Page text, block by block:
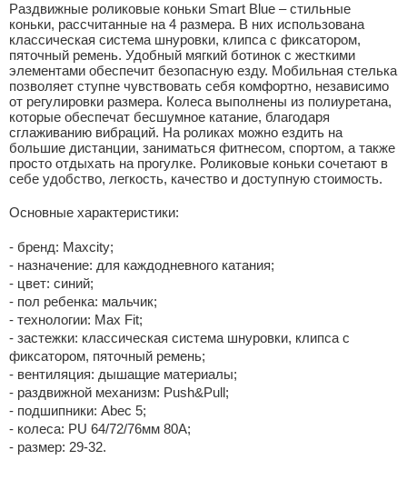
Раздвижные роликовые коньки Smart Blue – стильные
коньки, рассчитанные на 4 размера. В них использована
классическая система шнуровки, клипса с фиксатором,
пяточный ремень. Удобный мягкий ботинок с жесткими
элементами обеспечит безопасную езду. Мобильная стелька
позволяет ступне чувствовать себя комфортно, независимо
от регулировки размера. Колеса выполнены из полиуретана,
которые обеспечат бесшумное катание, благодаря
сглаживанию вибраций. На роликах можно ездить на
большие дистанции, заниматься фитнесом, спортом, а также
просто отдыхать на прогулке. Роликовые коньки сочетают в
себе удобство, легкость, качество и доступную стоимость.
Основные характеристики:
- бренд: Maxcity;
- назначение: для каждодневного катания;
- цвет: синий;
- пол ребенка: мальчик;
- технологии: Max Fit;
- застежки: классическая система шнуровки, клипса с
фиксатором, пяточный ремень;
- вентиляция: дышащие материалы;
- раздвижной механизм: Push&Pull;
- подшипники: Abec 5;
- колеса: PU 64/72/76мм 80А;
- размер: 29-32.